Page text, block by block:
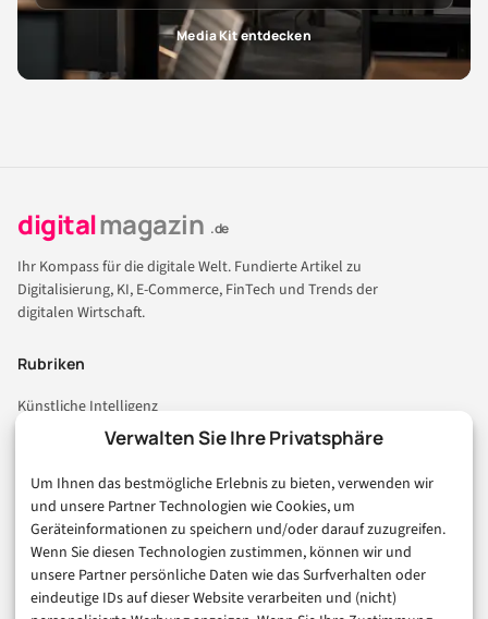
Verwalten Sie Ihre Privatsphäre
Um Ihnen das bestmögliche Erlebnis zu bieten, verwenden wir
und unsere Partner Technologien wie Cookies, um
Geräteinformationen zu speichern und/oder darauf zuzugreifen.
Wenn Sie diesen Technologien zustimmen, können wir und
unsere Partner persönliche Daten wie das Surfverhalten oder
eindeutige IDs auf dieser Website verarbeiten und (nicht)
Media Kit entdecken
digitalmagazin .de
Ihr Kompass für die digitale Welt. Fundierte Artikel zu
Digitalisierung, KI, E-Commerce, FinTech und Trends der
digitalen Wirtschaft.
Rubriken
Künstliche Intelligenz
Technologie & IT
Consumer & Digital Life
Marketing
Finanzen & FinTech
Business & Karriere
Sicherheit & Recht